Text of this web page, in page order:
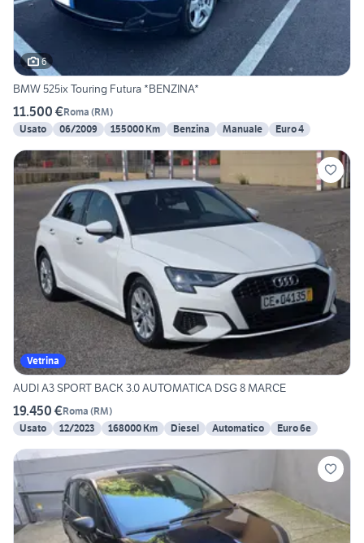
6
BMW 525ix Touring Futura *BENZINA*
11.500 €Roma (RM)
Usato
06/2009 155000 Km Benzina Manuale Euro 4
Vetrina
AUDI A3 SPORT BACK 3.0 AUTOMATICA DSG 8 MARCE
19.450 €Roma (RM)
Usato
12/2023 168000 Km Diesel Automatico Euro 6e